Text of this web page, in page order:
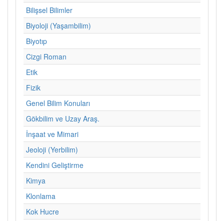
Bilişsel Bilimler
Biyoloji (Yaşambilim)
Biyotıp
Cizgi Roman
Etik
Fizik
Genel Bilim Konuları
Gökbilim ve Uzay Araş.
İnşaat ve Mimari
Jeoloji (Yerbilim)
Kendini Geliştirme
Kimya
Klonlama
Kok Hucre